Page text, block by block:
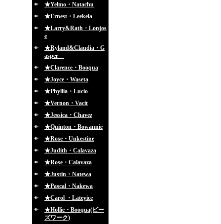
★Yelmo・Natachu
★Ernest・Leekela
★Larry&Rath・Lonjos
e
★Ryland&Claudia・G
asper
★Clarence・Booqua
★Joyce・Waseta
★Phyllia・Lucio
★Vernon・Vacit
★Jessica・Chavez
★Quinton・Bowannie
★Rose・Unkestine
★Judith・Calavaza
★Rose・Calavaza
★Justin・Natewa
★Pascal・Nakewa
★Carol ・Lateyice
★Hollie・Booqua(ビー
ズワーク)